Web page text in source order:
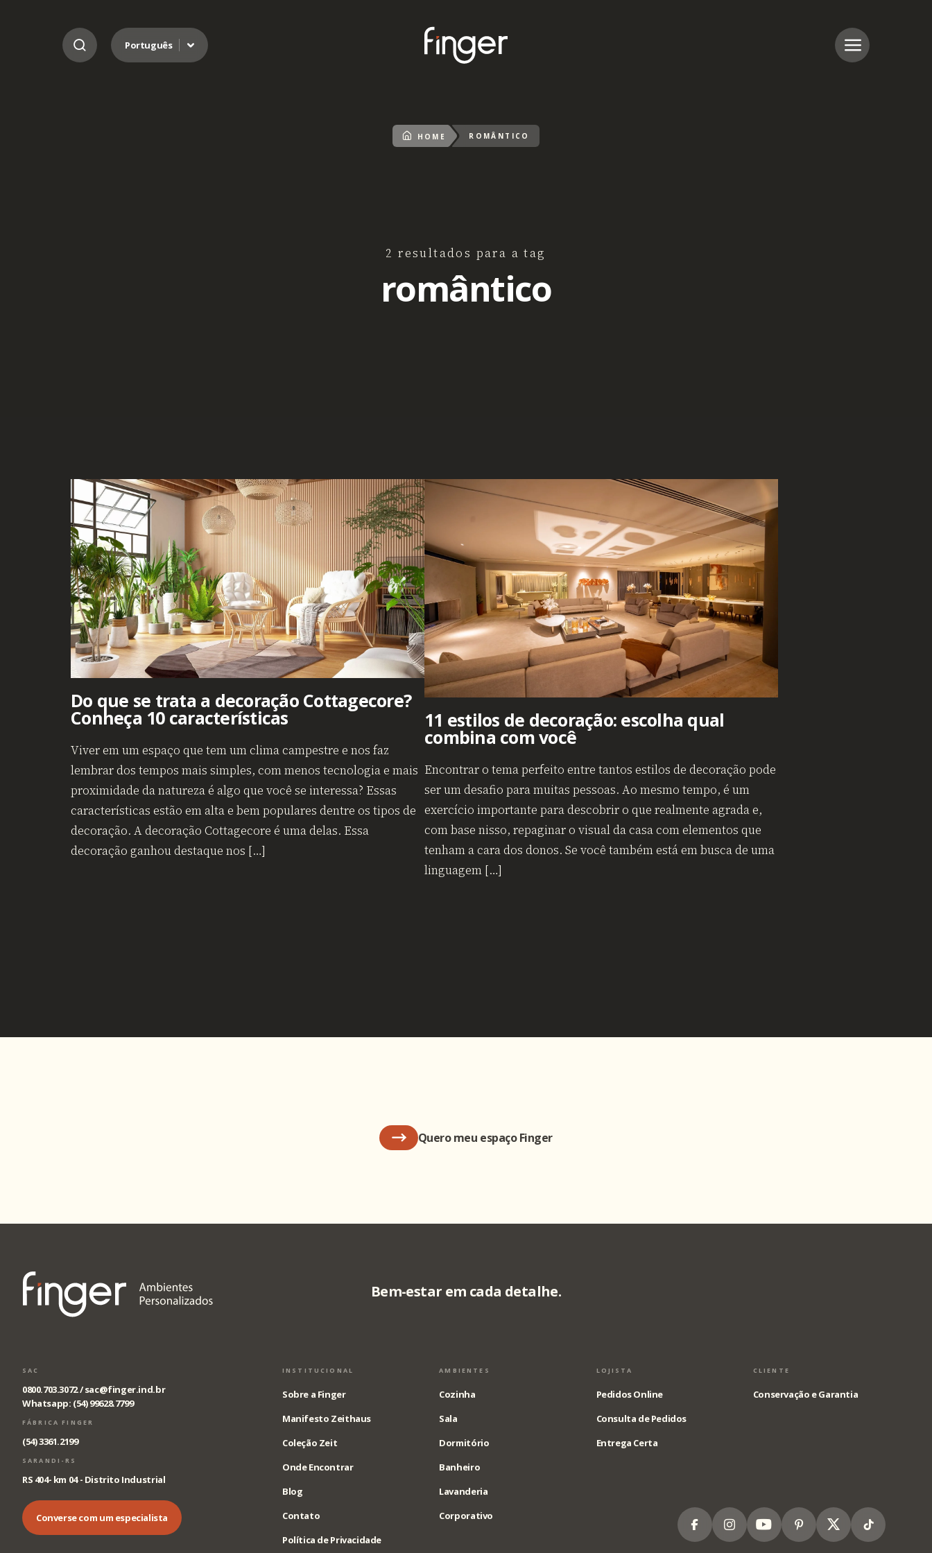
Ir para o conteúdo
Português
HOME ROMÂNTICO
2 resultados para a tag
romântico
Do que se trata a decoração Cottagecore?
Conheça 10 características
Viver em um espaço que tem um clima campestre e nos faz
lembrar dos tempos mais simples, com menos tecnologia e mais
proximidade da natureza é algo que você se interessa? Essas
características estão em alta e bem populares dentre os tipos de
decoração. A decoração Cottagecore é uma delas. Essa
decoração ganhou destaque nos […]
11 estilos de decoração: escolha qual
combina com você
Encontrar o tema perfeito entre tantos estilos de decoração pode
ser um desafio para muitas pessoas. Ao mesmo tempo, é um
exercício importante para descobrir o que realmente agrada e,
com base nisso, repaginar o visual da casa com elementos que
tenham a cara dos donos. Se você também está em busca de uma
linguagem […]
Quero meu espaço Finger
Bem-estar em cada detalhe.
SAC
0800.703.3072 /sac@finger.ind.br
Whatsapp: (54) 99628.7799
FÁBRICA FINGER
(54) 3361.2199
SARANDI-RS
RS 404- km 04 - Distrito Industrial
Converse com um especialista
INSTITUCIONAL
Sobre a Finger
Manifesto Zeithaus
Coleção Zeit
Onde Encontrar
Blog
Contato
Política de Privacidade
AMBIENTES
Cozinha
Sala
Dormitório
Banheiro
Lavanderia
Corporativo
LOJISTA
Pedidos Online
Consulta de Pedidos
Entrega Certa
CLIENTE
Conservação e Garantia
FacebookInstagram
YoutubePinterest
X Tiktok